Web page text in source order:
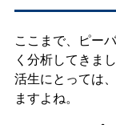
ここまで、ピー
く分析してきま
活生にとっては
ますよね。